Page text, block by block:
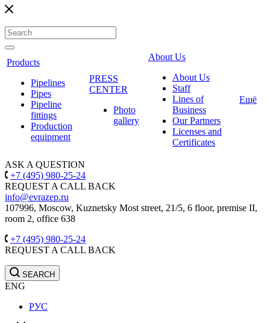
Products
Pipelines
Pipes
Pipeline
fittings
Production
equipment
PRESS
CENTER
Photo
gallery
About Us
About Us
Staff
Lines of
Business
Our Partners
Licenses and
Certificates
Ещё
ASK A QUESTION
+7 (495) 980-25-24
REQUEST A CALL BACK
info@evrazep.ru
107996, Moscow, Kuznetsky Most street, 21/5, 6 floor, premise II,
room 2, office 638
+7 (495) 980-25-24
REQUEST A CALL BACK
SEARCH
ENG
РУС